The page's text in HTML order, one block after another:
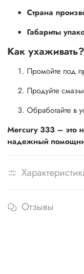
Страна
Габариты
Как ухаживать?
Промойте под
Продуйте
Обработайте в
Mercury 333 – это
надежный
Отзывы